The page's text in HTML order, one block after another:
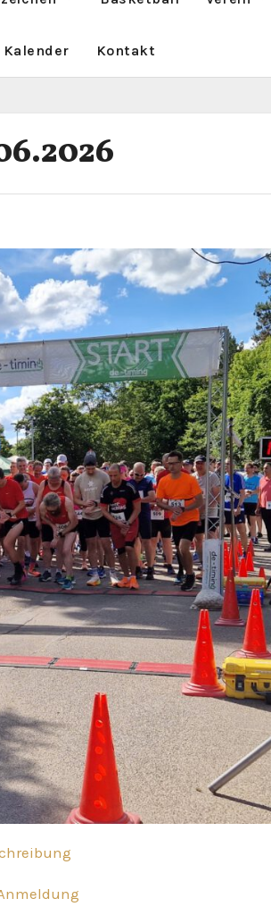
Kalender Kontakt